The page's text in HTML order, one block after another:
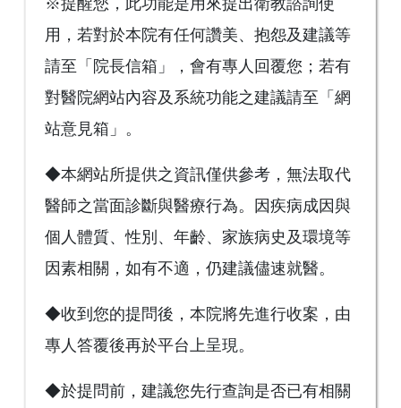
用，若對於本院有任何讚美、抱怨及建議等
請至「院長信箱」，會有專人回覆您；若有
對醫院網站內容及系統功能之建議請至「網
站意見箱」。
◆本網站所提供之資訊僅供參考，無法取代
醫師之當面診斷與醫療行為。因疾病成因與
個人體質、性別、年齡、家族病史及環境等
因素相關，如有不適，仍建議儘速就醫。
◆收到您的提問後，本院將先進行收案，由
專人答覆後再於平台上呈現。
◆於提問前，建議您先行查詢是否已有相關